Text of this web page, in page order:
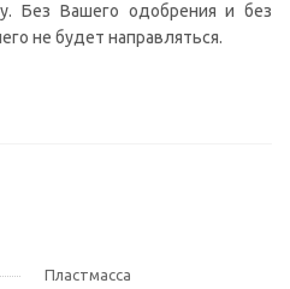
Без Вашего одобрения и без
не будет направляться.
Пластмасса